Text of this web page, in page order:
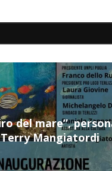
mare”, personale
Mangiatordi